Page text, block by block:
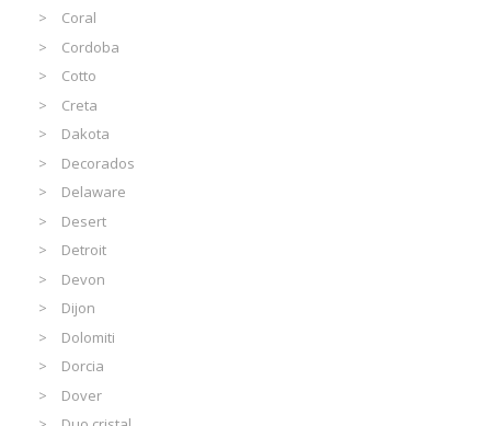
Coral
Cordoba
Cotto
Creta
Dakota
Decorados
Delaware
Desert
Detroit
Devon
Dijon
Dolomiti
Dorcia
Dover